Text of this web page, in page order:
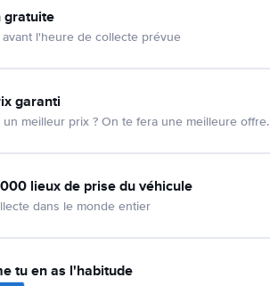
gratuite
l'heure de collecte prévue
garanti
un meilleur prix ? On te fera une meilleure offre.
lieux de prise du véhicule
dans le monde entier
tu en as l'habitude